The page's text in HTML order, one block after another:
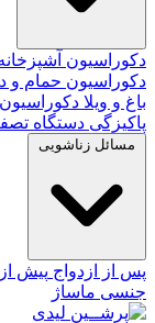
دکوراسیون
دکوراسیون حمام و
باغ و ویلا
پاکیزگی دستگاه
مسائل زناشویی
پس از ازدواج پیش
جنسی ماساژ